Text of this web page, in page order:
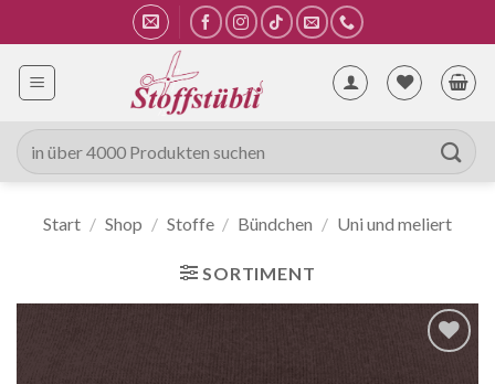
Inhalt
springen
Suche
nach:
Start / Shop / Stoffe / Bündchen / Uni und meliert
SORTIMENT